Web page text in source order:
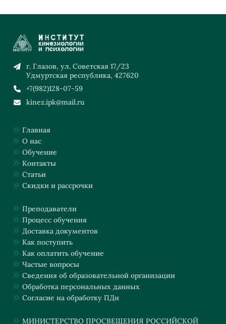
г. Глазов, ул. Советская 17/23
Удмуртская республика, 427620
+7(982)128-07-59
kinez.ipk@mail.ru
Главная
О нас
Обучение
Контакты
Статьи
Скидки и рассрочки
Преподаватели
Процесс обучения
Доставка документов
Как поступить
Как оплатить обучение
Частые вопросы
Сведения об образовательной организации
Обработка персональных данных
Согласие на обработку ПДн
МИНИСТЕРСТВО ПРОСВЕЩЕНИЯ РОССИЙСКОЙ